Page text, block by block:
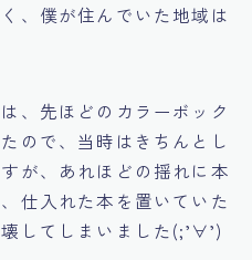
、僕が住んでいた地域は
、先ほどのカラーボック
ので、当時はきちんとし
が、あれほどの揺れに本
仕入れた本を置いていた
してしまいました(;’∀’)